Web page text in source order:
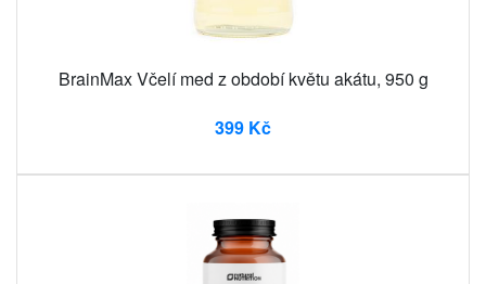
BrainMax Včelí med z období květu akátu, 950 g
399 Kč